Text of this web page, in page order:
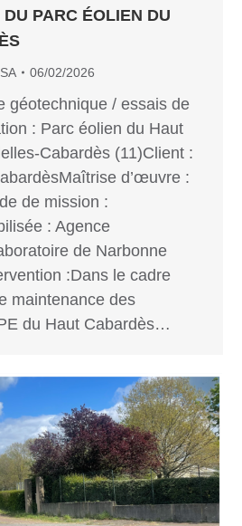
PARC ÉOLIEN DU
06/02/2026
géotechnique / essais de
: Parc éolien du Haut
Cabardès (11)Client :
d’œuvre :
de mission :
: Agence
de Narbonne
:Dans le cadre
maintenance des
du Haut Cabardès…